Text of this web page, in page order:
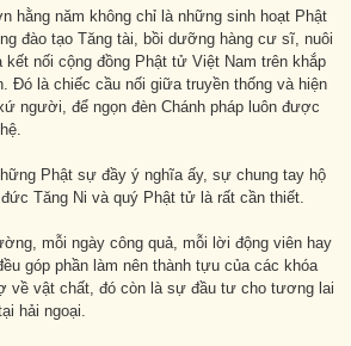
hằng năm không chỉ là những sinh hoạt Phật
đào tạo Tăng tài, bồi dưỡng hàng cư sĩ, nuôi
nối cộng đồng Phật tử Việt Nam trên khắp
Đó là chiếc cầu nối giữa truyền thống và hiện
người, để ngọn đèn Chánh pháp luôn được
Phật sự đầy ý nghĩa ấy, sự chung tay hộ
Tăng Ni và quý Phật tử là rất cần thiết.
mỗi ngày công quả, mỗi lời động viên hay
góp phần làm nên thành tựu của các khóa
về vật chất, đó còn là sự đầu tư cho tương lai
hải ngoại.